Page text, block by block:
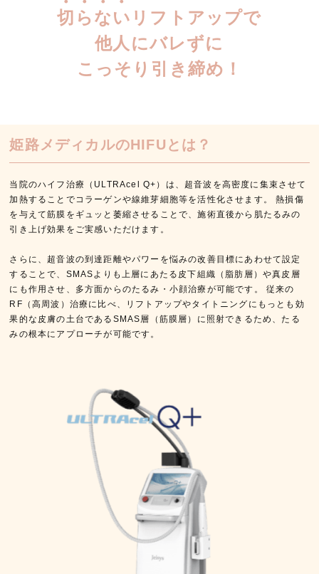
切 ら ない リフトアップで
他人にバレずに
こっそり引き締め！
姫路メディカルのHIFUとは？
当院のハイフ治療（ULTRAcel Q+）は、超音波を高密度に集束させて
加熱することでコラーゲンや線維芽細胞等を活性化させます。 熱損傷
を与えて筋膜をギュッと萎縮させることで、施術直後から肌たるみの
引き上げ効果をご実感いただけます。
さらに、超音波の到達距離やパワーを悩みの改善目標にあわせて設定
することで、SMASよりも上層にあたる皮下組織（脂肪層）や真皮層
にも作用させ、多方面からのたるみ・小顔治療が可能です。 従来の
RF（高周波）治療に比べ、リフトアップやタイトニングにもっとも効
果的な皮膚の土台であるSMAS層（筋膜層）に照射できるため、たる
みの根本にアプローチが可能です。